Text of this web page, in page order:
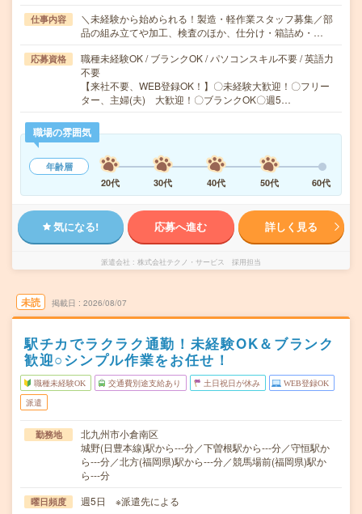
仕事内容
＼未経験から始められる！製造・軽作業スタッフ募集／部
品の組み立てや加工、検査のほか、仕分け・箱詰め・…
応募資格
職種未経験OK / ブランクOK / パソコンスキル不要 / 英語力
不要
【来社不要、WEB登録OK！】〇未経験大歓迎！〇フリー
ター、主婦(夫) 大歓迎！〇ブランクOK〇週5…
職場の雰囲気
年齢層
20代
30代 40代 50代 60代
気になる! 応募へ進む 詳しく見る
派遣会社 株式会社テクノ・サービス 採用担当
未読 掲載日 2026/08/07
駅チカでラクラク通勤！未経験OK＆ブランク
歓迎○シンプル作業をお任せ！
職種未経験OK 交通費別途支給あり 土日祝日が休み WEB登録OK
派遣
勤務地
北九州市小倉南区
城野(日豊本線)駅から---分／下曽根駅から---分／守恒駅か
ら---分／北方(福岡県)駅から---分／競馬場前(福岡県)駅か
ら---分
曜日頻度 週5日 ※派遣先による